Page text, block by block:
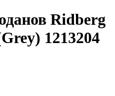
Ridberg
1213204